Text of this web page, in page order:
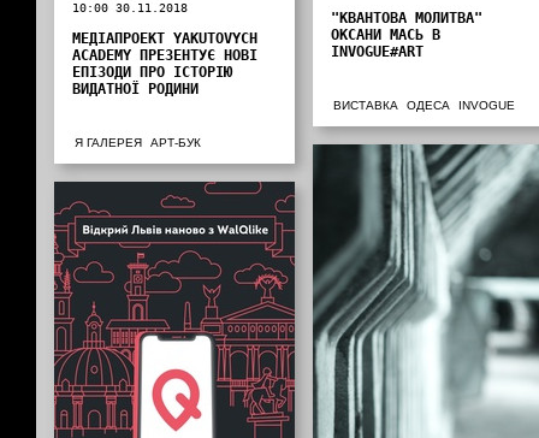
"КВАНТОВА МОЛИТВА"
ОКСАНИ МАСЬ В
INVOGUE#ART
ВИСТАВКА ОДЕСА INVOGUE
10:00 30.11.2018
МЕДІАПРОЕКТ YAKUTOVYCH
ACADEMY ПРЕЗЕНТУЄ НОВІ
ЕПІЗОДИ ПРО ІСТОРІЮ
ВИДАТНОЇ РОДИНИ
Я ГАЛЕРЕЯ АРТ-БУК